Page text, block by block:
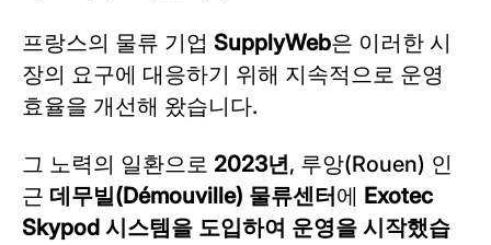
프랑스의 물류 기업 SupplyWeb은 이러한 시
장의 요구에 대응하기 위해 지속적으로 운영
효율을 개선해 왔습니다.
그 노력의 일환으로 2023년, 루앙(Rouen) 인
근 데무빌(Démouville) 물류센터 에
Exotec
Skypod 시스템을 도입하여 운영을 시작했습